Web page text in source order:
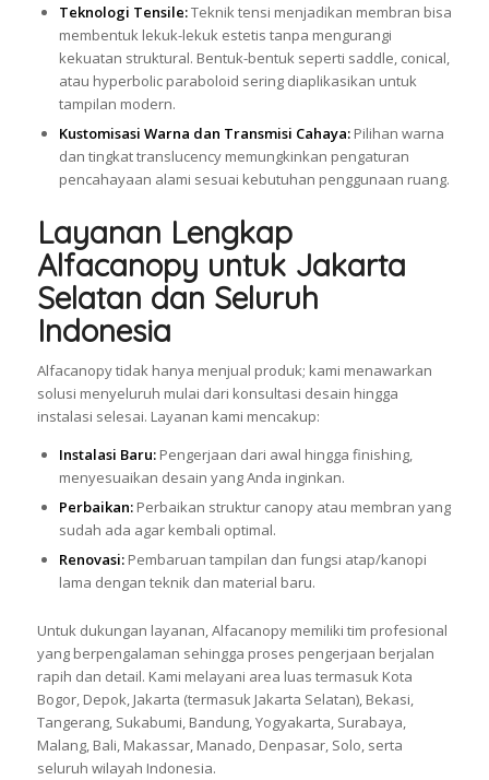
Teknologi Tensile:Teknik tensi menjadikan membran bisa
membentuk lekuk-lekuk estetis tanpa mengurangi
kekuatan struktural. Bentuk-bentuk seperti saddle, conical,
atau hyperbolic paraboloid sering diaplikasikan untuk
tampilan modern.
Kustomisasi Warna dan Transmisi Cahaya:Pilihan warna
dan tingkat translucency memungkinkan pengaturan
pencahayaan alami sesuai kebutuhan penggunaan ruang.
Layanan Lengkap
Alfacanopy untuk Jakarta
Selatan dan Seluruh
Indonesia
Alfacanopy tidak hanya menjual produk; kami menawarkan
solusi menyeluruh mulai dari konsultasi desain hingga
instalasi selesai. Layanan kami mencakup:
Instalasi Baru:Pengerjaan dari awal hingga finishing,
menyesuaikan desain yang Anda inginkan.
Perbaikan:Perbaikan struktur canopy atau membran yang
sudah ada agar kembali optimal.
Renovasi:Pembaruan tampilan dan fungsi atap/kanopi
lama dengan teknik dan material baru.
Untuk dukungan layanan, Alfacanopy memiliki tim profesional
yang berpengalaman sehingga proses pengerjaan berjalan
rapih dan detail. Kami melayani area luas termasuk Kota
Bogor, Depok, Jakarta (termasuk Jakarta Selatan), Bekasi,
Tangerang, Sukabumi, Bandung, Yogyakarta, Surabaya,
Malang, Bali, Makassar, Manado, Denpasar, Solo, serta
seluruh wilayah Indonesia.